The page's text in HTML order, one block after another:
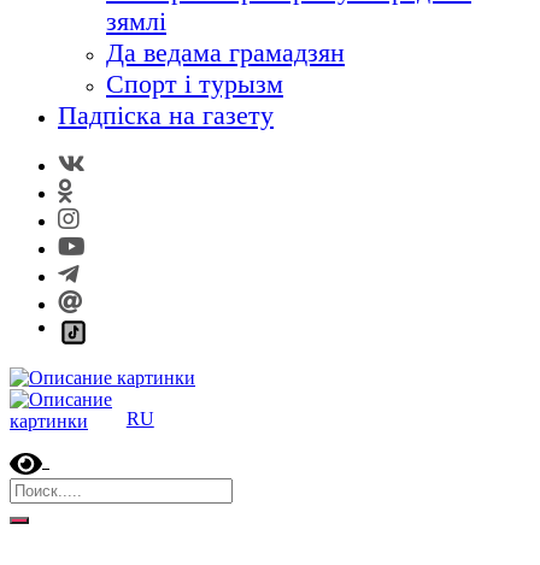
зямлі
Да ведама грамадзян
Спорт і турызм
Падпіска на газету
RU